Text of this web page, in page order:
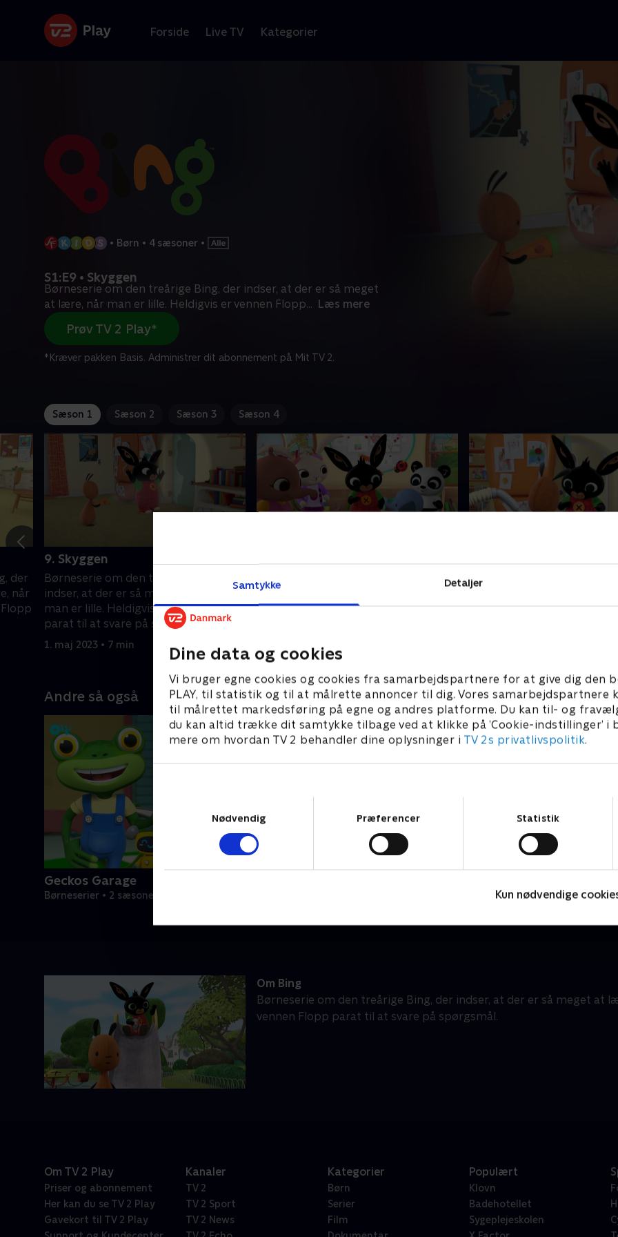
Samtykke Detaljer
Dine data og cookies
Vi bruger egne cookies og cookies fra samarbejdspartnere for at give dig den
PLAY, til statistik og til at målrette annoncer til dig. Vores samarbejdspartnere
til målrettet markedsføring på egne og andres platforme. Du kan til- og
du kan altid trække dit samtykke tilbage ved at klikke på ’Cookie-indstillinger’ i
mere om hvordan TV 2 behandler dine oplysninger i TV 2s privatlivspolitik.
Nødvendig
Præferencer Statistik
Kun nødvendige
Forside Live TV Kategorier
• Børn • 4 sæsoner •
S1:E9 • Skyggen
Børneserie om den treårige Bing, der indser, at der er så meget
at lære, når man er lille. Heldigvis er vennen Flopp... Læs mere
Prøv TV 2 Play*
*Kræver pakken Basis. Administrer dit abonnement på Mit TV 2.
Sæson 1 Sæson 2 Sæson 3 Sæson 4
der
når
9. Skyggen
Børneserie om den treårige Bing, der
indser, at der er så meget at lære, når
man er lille. Heldigvis er vennen Flopp
parat til at svare på spørgsmål.
1. maj 2023 • 7 min
Børneserie om den treårige Bing, der
indser, at der er så meget at lære, når
man er lille. Heldigvis er vennen Flopp
1. maj 2023 • 7 min
Børneserie om den treårige
Andre så også
Geckos Garage
Børneserier • 2 sæsoner
Om Bing
Børneserie om den treårige Bing, der indser, at der er så meget at
vennen Flopp parat til at svare på spørgsmål.
Om TV 2 Play
Priser og abonnement
Her kan du se TV 2 Play
Gavekort til TV 2 Play
Kanaler
TV 2
TV 2 Sport
TV 2 News
Kategorier
Børn
Serier
Film
Populært
Klovn
Badehotellet
Sygeplejeskolen